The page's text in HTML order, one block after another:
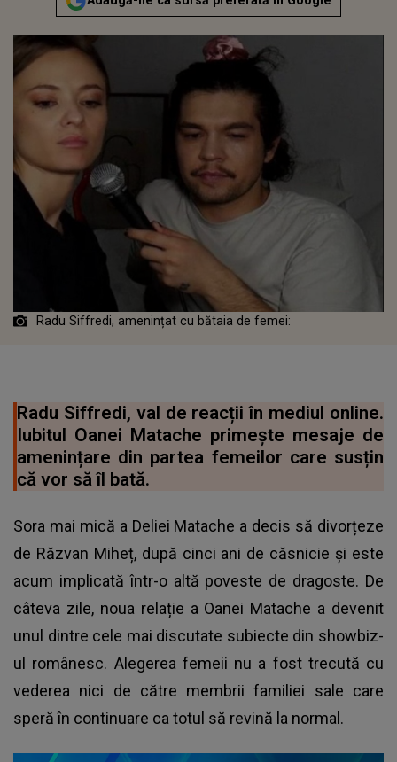
Radu Siffredi, amenințat cu bătaia de femei:
Radu Siffredi, val de reacții în mediul online.
Iubitul Oanei Matache primește mesaje de
amenințare din partea femeilor care susțin
că vor să îl bată.
Sora mai mică a Deliei Matache a decis să divorțeze
de Răzvan Miheț, după cinci ani de căsnicie și este
acum implicată într-o altă poveste de dragoste. De
câteva zile, noua relație a Oanei Matache a devenit
unul dintre cele mai discutate subiecte din showbiz-
ul românesc. Alegerea femeii nu a fost trecută cu
vederea nici de către membrii familiei sale care
speră în continuare ca totul să revină la normal.